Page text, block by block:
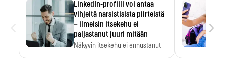
LinkedIn-profiili voi antaa
vihjeitä narsistisista piirteistä
– ilmeisin itsekehu ei
paljastanut juuri mitään
Näkyvin itsekehu ei ennustanut
›